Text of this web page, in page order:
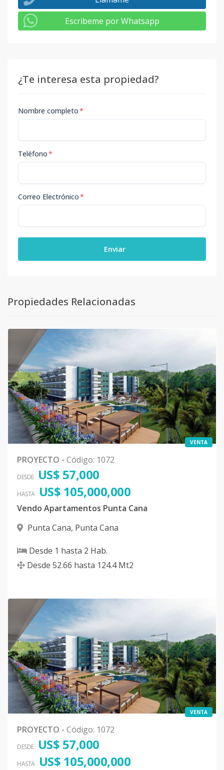
Escribeme por Whatsapp
¿Te interesa esta propiedad?
Nombre completo*
Teléfono*
Correo Electrónico*
Enviar
Propiedades Relacionadas
VENTA
PROYECTO - Código: 1072
DESDE US$ 57,000
HASTA US$ 105,000,000
Vendo Apartamentos Punta Cana
Punta Cana, Punta Cana
Desde 1 hasta 2 Hab.
Desde 52.66 hasta 124.4 Mt2
VENTA
PROYECTO - Código: 1072
DESDE US$ 57,000
HASTA US$ 105,000,000